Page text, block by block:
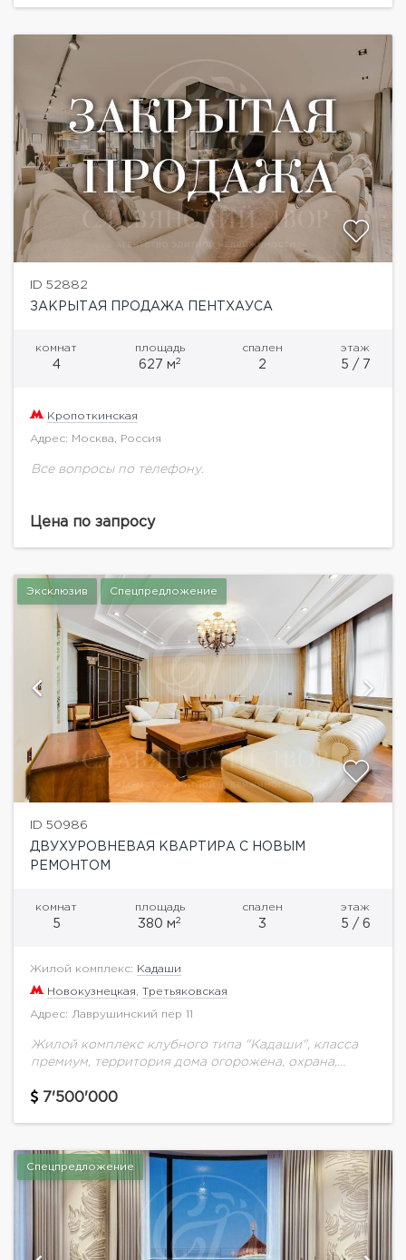
ID 52882
ЗАКРЫТАЯ ПРОДАЖА ПЕНТХАУСА
комнат
4
площадь
627 м2
спален
2
этаж
5 / 7
Кропоткинская
Адрес: Москва, Россия
Все вопросы по телефону.
Цена по запросу
Эксклюзив Спецпредложение
ID 50986
ДВУХУРОВНЕВАЯ КВАРТИРА С НОВЫМ
РЕМОНТОМ
комнат
5
площадь
380 м2
спален
3
этаж
5 / 6
Жилой комплекс: Кадаши
Новокузнецкая Третьяковская
Адрес: Лаврушинский пер 11
Жилой комплекс клубного типа "Кадаши", класса
премиум, территория дома огорожена, охрана,
паркинг. Расположился в самом центре старой
7'500'000
Спецпредложение